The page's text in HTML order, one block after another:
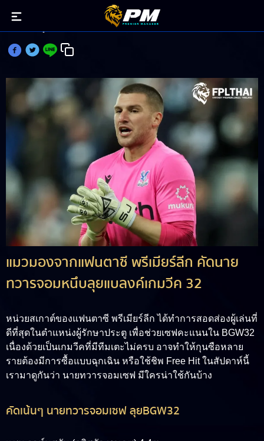
คัดเน้นๆ!3 นายทวารจอมเซฟ เหมาะใช้เฝ้าเสาBGW32
แมวมองจากแฟนตาซี พรีเมียร์ลีก คัดนาย
ทวารจอมหนึบลุยแบลงค์เกมวีค 32
หน่วยสเกาต์ของแฟนตาซี พรีเมียร์ลีก ได้ทำการสอดส่องผู้เล่นที่
ดีที่สุดในตำแหน่งผู้รักษาประตู เพื่อช่วยเซฟคะแนนใน BGW32
เนื่องด้วยเป็นเกมวีคที่มีทีมเตะไม่ครบ อาจทำให้กุนซือหลาย
รายต้องมีการซื้อแบบฉุกเฉิน หรือใช้ชิพ Free Hit ในสัปดาห์นี้
เรามาดูกันว่า นายทวารจอมเซฟ มีใครน่าใช้กันบ้าง
คัดเน้นๆ นายทวารจอมเซฟ ลุยBGW32